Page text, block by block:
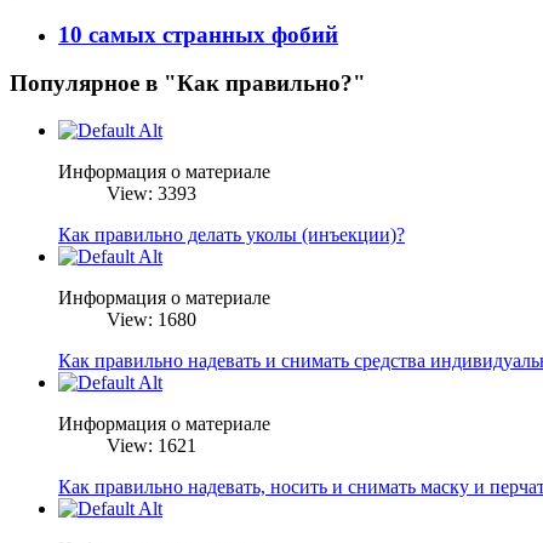
10 самых странных фобий
Популярное в "Как правильно?"
Информация о материале
View: 3393
Как правильно делать уколы (инъекции)?
Информация о материале
View: 1680
Как правильно надевать и снимать средства
Информация о материале
View: 1621
Как правильно надевать, носить и снимать маску и